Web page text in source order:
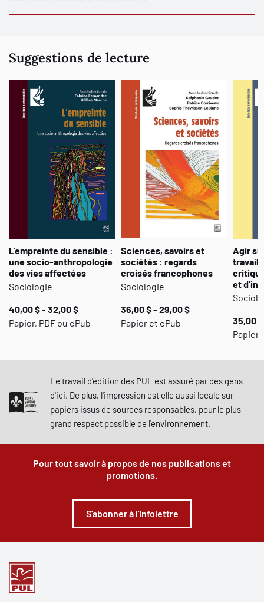
les lieux, les personnes. Ainsi, ces photos et ces textes feront
les autres, ils s’inscriront dans la chronologie plus large du
mémorable printemps 2012 au Québec.
Suggestions de lecture
L’empreinte du sensible :
une socio-anthropologie
des vies affectées
Sociologie
40,00 $ - 32,00 $
Papier, PDF ou ePub
Sciences, savoirs et
sociétés : regards
croisés francophones
Sociologie
36,00 $ - 29,00 $
Papier et ePub
Agir
travail
et
35,00
Papier,
Le travail d'édition des PUL est assuré par des gens
d'ici. De plus, l'impression est elle aussi locale sur
papiers issus de sources responsables, pour le plus
grand respect possible de l'environnement.
Pour tout savoir à propos de nos publications et
promotions.
S'abonner à l'infolettre